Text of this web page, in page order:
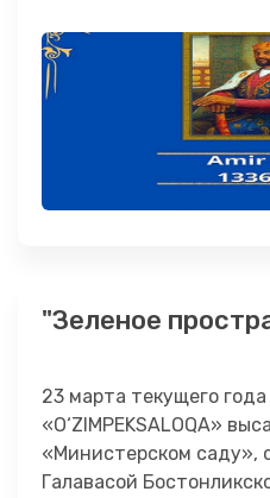
"Зеленое
23 марта текущего
«O‘ZIMPEKSALOQA»
«Министерском саду»,
Галавасой